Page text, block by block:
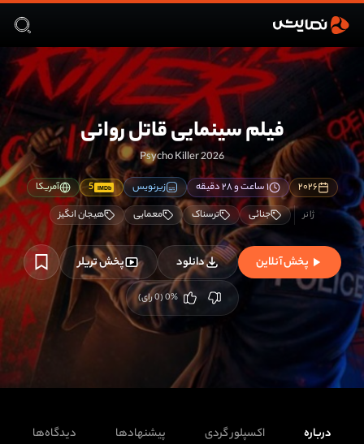
فیلم سینمایی قاتل روانی
Psycho Killer 2026
۲۰۲۶ ۱ ساعت و ۲۸ دقیقه زیرنویس IMDb
5
آمریکا
جنائی
ترسناک معمایی هیجان انگیز
پخش آنلاین دانلود پخش تریلر
0%
(
0رای)
درباره اکسپلور گردی پیشنهادها دیدگاه‌ها